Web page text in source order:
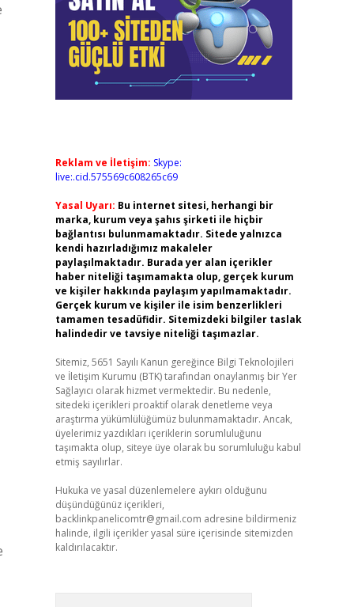
Reklam ve İletişim: Skype:
live:.cid.575569c608265c69
Yasal Uyarı: Bu internet sitesi, herhangi bir
marka, kurum veya şahıs şirketi ile hiçbir
bağlantısı bulunmamaktadır. Sitede yalnızca
kendi hazırladığımız makaleler
paylaşılmaktadır. Burada yer alan içerikler
haber niteliği taşımamakta olup, gerçek kurum
ve kişiler hakkında paylaşım yapılmamaktadır.
Gerçek kurum ve kişiler ile isim benzerlikleri
tamamen tesadüfidir. Sitemizdeki bilgiler taslak
halindedir ve tavsiye niteliği taşımazlar.
Sitemiz, 5651 Sayılı Kanun gereğince Bilgi Teknolojileri
ve İletişim Kurumu (BTK) tarafından onaylanmış bir Yer
Sağlayıcı olarak hizmet vermektedir. Bu nedenle,
sitedeki içerikleri proaktif olarak denetleme veya
araştırma yükümlülüğümüz bulunmamaktadır. Ancak,
üyelerimiz yazdıkları içeriklerin sorumluluğunu
taşımakta olup, siteye üye olarak bu sorumluluğu kabul
etmiş sayılırlar.
Hukuka ve yasal düzenlemelere aykırı olduğunu
düşündüğünüz içerikleri,
backlinkpanelicomtr@gmail.com adresine bildirmeniz
halinde, ilgili içerikler yasal süre içerisinde sitemizden
kaldırılacaktır.